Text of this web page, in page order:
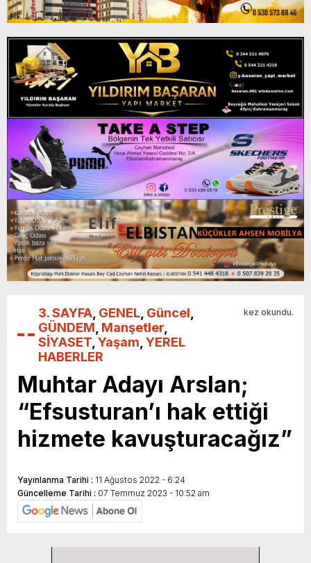
3. SAYFA GENEL Güncel
GÜNDEM Manşetler
SİYASET Yaşam YEREL
HABERLER
kez okundu.
Muhtar Adayı Arslan;
“Efsusturan’ı hak ettiği
hizmete kavuşturacağız”
Yayınlanma Tarihi : 11 Ağustos 2022 - 6:24
Güncelleme Tarihi : 07 Temmuz 2023 - 10:52 am